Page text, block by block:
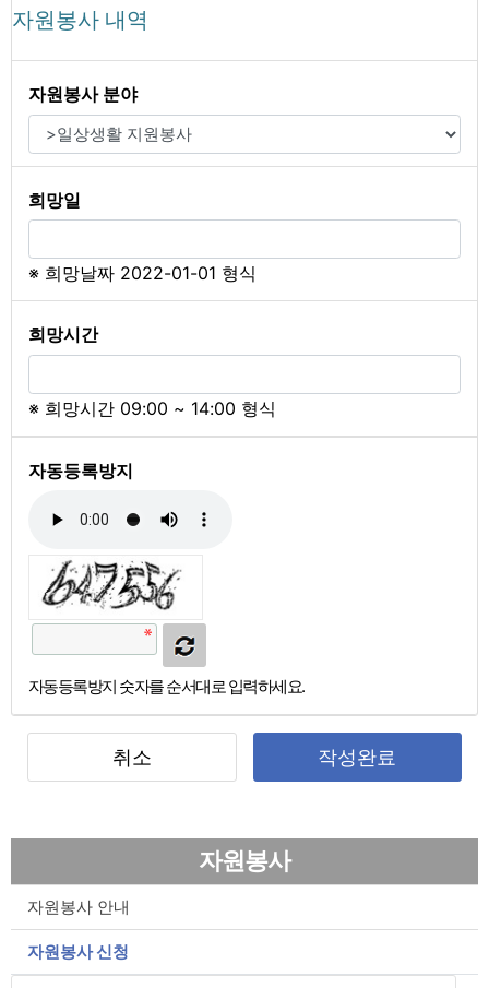
자원봉사 내역
자원봉사 분야필수
희망일
※ 희망날짜 2022-01-01 형식
희망시간필수
※ 희망시간 09:00 ~ 14:00 형식
자동등록방지
자동등록방지 숫자를 순서대로 입력하세요.
작성완료
취소
자원봉사
자원봉사 안내
자원봉사 신청